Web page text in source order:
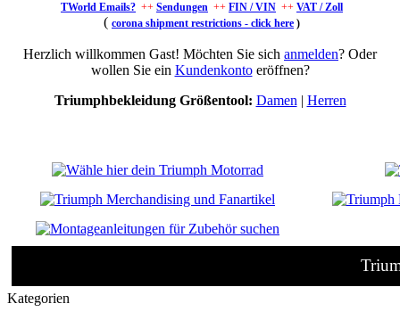
TWorld Emails? ++ Sendungen ++ FIN / VIN ++ VAT / Zoll
( corona shipment restrictions - click here )
Herzlich willkommen Gast! Möchten Sie sich anmelden? Oder
wollen Sie ein Kundenkontoeröffnen?
Triumphbekleidung Größentool: Damen| Herren
Kategorien